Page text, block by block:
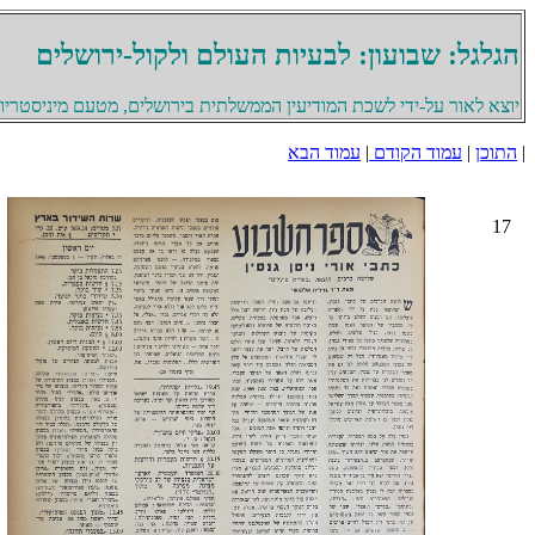
הגלגל: שבועון: לבעיות העולם ולקול-ירושלים
יוצא לאור על-ידי לשכת המודיעין הממשלתית בירושלים, מטעם
| התוכן | עמוד הקודם | עמוד הבא
17